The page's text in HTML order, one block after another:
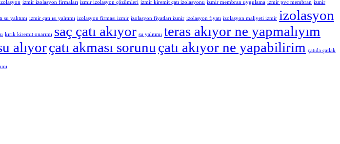
izmir izolasyon firmaları izmir izolasyon çözümleri izmir kiremit çatı izolasyonu izmir membran uygulama izmir pvc membran izmir
su yalıtımı izmir çatı ısı yalıtımı izolasyon firması izmir izolasyon fiyatları izmir izolasyon fiyatı izolasyon maliyeti izmir izolasyon
kırık kiremit onarımı saç çatı akıyor su yalıtımı teras akıyor ne yapmalıyım
alıyorçatı akması sorunu çatı akıyor ne yapabilirim çatıda çatlak